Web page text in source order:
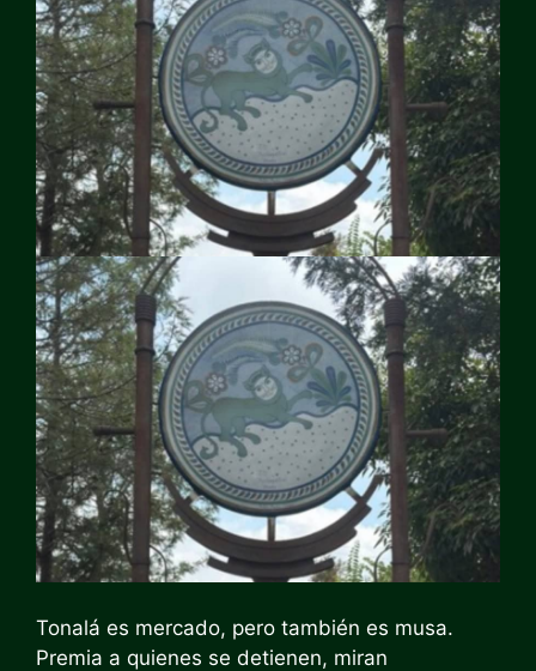
Tonalá es mercado, pero también es musa.
Premia a quienes se detienen, miran